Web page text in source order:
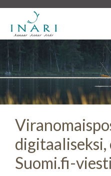
Suomi.fi-